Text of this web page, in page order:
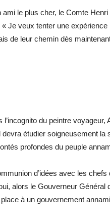
le plus cher, le Comte Henri
Je veux tenter une
de leur chemin dès
du peintre voyageur,
étudier soigneusement la
profondes du peuple
d’idées avec les
alors le Gouverneur Général
à un gouvernement